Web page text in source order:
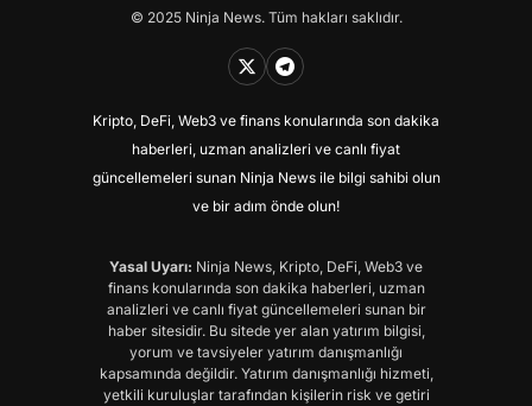
© 2025 Ninja News. Tüm hakları saklıdır.
Kripto, DeFi, Web3 ve finans konularında son dakika
haberleri, uzman analizleri ve canlı fiyat
güncellemeleri sunan Ninja News ile bilgi sahibi olun
ve bir adım önde olun!
Yasal Uyarı: Ninja News, Kripto, DeFi, Web3 ve
finans konularında son dakika haberleri, uzman
analizleri ve canlı fiyat güncellemeleri sunan bir
haber sitesidir. Bu sitede yer alan yatırım bilgisi,
yorum ve tavsiyeler yatırım danışmanlığı
kapsamında değildir. Yatırım danışmanlığı hizmeti,
yetkili kuruluşlar tarafından kişilerin risk ve getiri